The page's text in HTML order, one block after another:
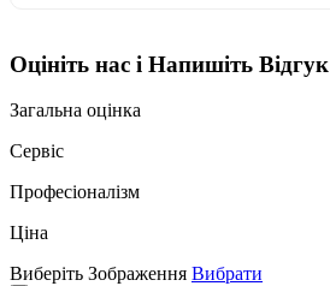
Оцініть нас і Напишіть Відгук
Загальна оцінка
Сервіс
Професіоналізм
Ціна
Виберіть Зображення Вибрати